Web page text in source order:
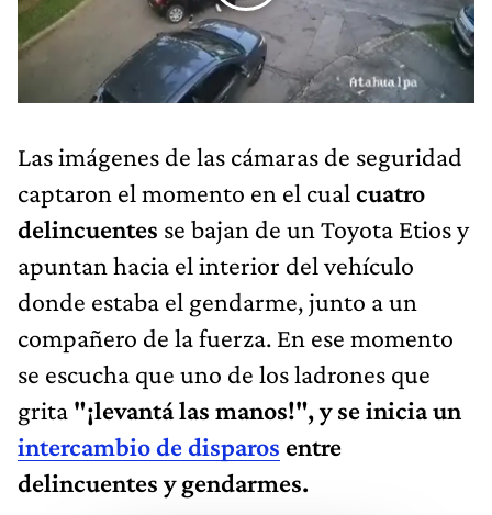
Las imágenes de las cámaras de seguridad
captaron el momento en el cual cuatro
delincuentes se bajan de un Toyota Etios y
apuntan hacia el interior del vehículo
donde estaba el gendarme, junto a un
compañero de la fuerza. En ese momento
se escucha que uno de los ladrones que
grita "¡levantá las manos!", y se inicia un
intercambio de disparos entre
delincuentes y gendarmes.